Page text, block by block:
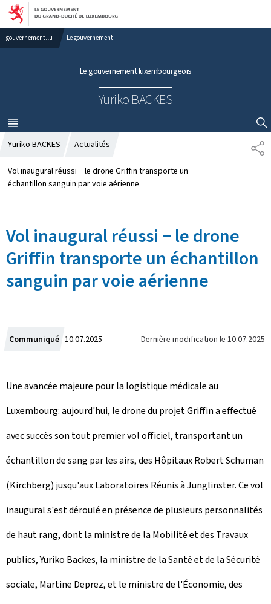
Aller au menu principal
Aller au contenu
gouvernement.lu Le gouvernement
Le gouvernement luxembourgeois
Yuriko BACKES
MENU
PRINCIPAL
AFFICHER / MASQUER LA RECHERCHE
P
A
Yuriko BACKES Actualités
Vol inaugural réussi − le drone Griffin transporte un
échantillon sanguin par voie aérienne
Vol inaugural réussi − le drone
Griffin transporte un échantillon
sanguin par voie aérienne
Communiqué C
r
é
e
l
e
10.07.2025 Dernière modification le 10.07.2025
Une avancée majeure pour la logistique médicale au
Luxembourg: aujourd'hui, le drone du projet Griffin a effectué
avec succès son tout premier vol officiel, transportant un
échantillon de sang par les airs, des Hôpitaux Robert Schuman
(Kirchberg) jusqu'aux Laboratoires Réunis à Junglinster. Ce vol
inaugural s'est déroulé en présence de plusieurs personnalités
de haut rang, dont la ministre de la Mobilité et des Travaux
publics, Yuriko Backes, la ministre de la Santé et de la Sécurité
sociale, Martine Deprez, et le ministre de l'Économie, des